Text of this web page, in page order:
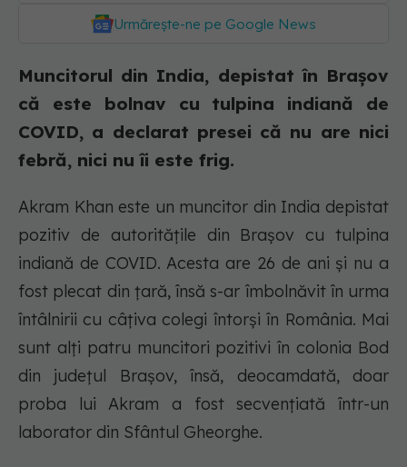
Urmărește-ne pe Google News
Muncitorul din India, depistat în Brașov
că este bolnav cu tulpina indiană de
COVID, a declarat presei că nu are nici
febră, nici nu îi este frig.
Akram Khan este un muncitor din India depistat
pozitiv de autoritățile din Brașov cu tulpina
indiană de COVID. Acesta are 26 de ani și nu a
fost plecat din țară, însă s-ar îmbolnăvit în urma
întâlnirii cu câțiva colegi întorși în România. Mai
sunt alți patru muncitori pozitivi în colonia Bod
din județul Brașov, însă, deocamdată, doar
proba lui Akram a fost secvențiată într-un
laborator din Sfântul Gheorghe.